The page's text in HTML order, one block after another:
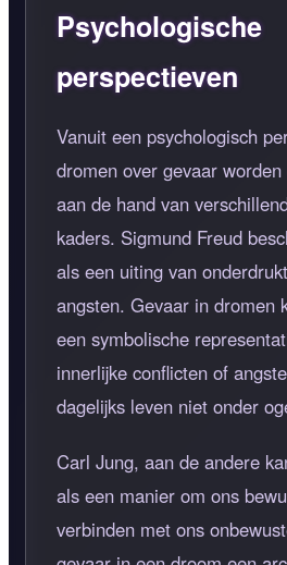
Psychologische
perspectieven
Vanuit een psychologisch
dromen over gevaar
aan de hand van
kaders. Sigmund Freud
als een uiting van
angsten. Gevaar in dromen
een symbolische
innerlijke conflicten of
dagelijks leven niet onder
Carl Jung, aan de andere
als een manier om ons
verbinden met ons